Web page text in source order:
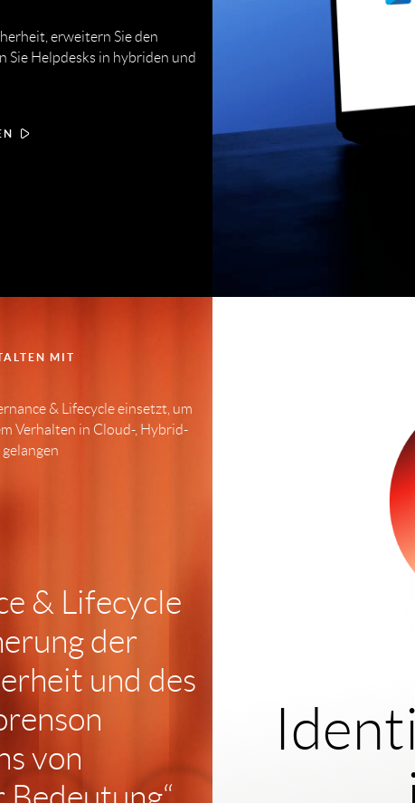
erweitern Sie den
Sie Helpdesks in hybriden und
MIT
& Lifecycle einsetzt, um
Verhalten in Cloud-, Hybrid-
& Lifecycle
der
und des
von